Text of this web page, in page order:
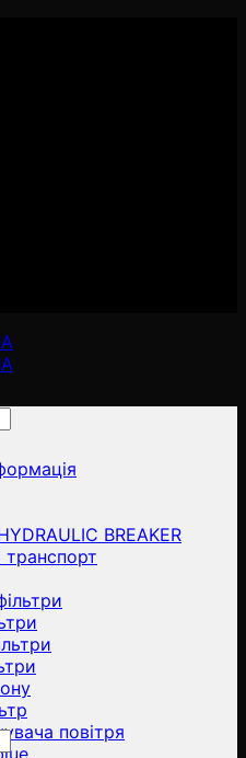
BREAKER
повітря